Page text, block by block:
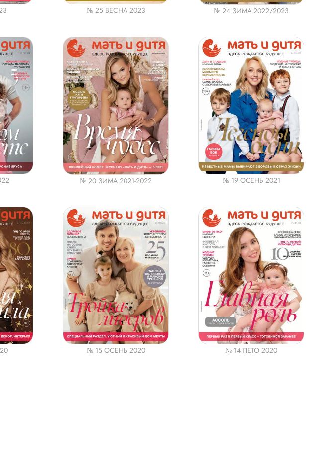
№ 25 ВЕСНА 2023 № 24 ЗИМА 2022/2023
№ 20 ЗИМА 2021-2022 № 19 ОСЕНЬ 2021
№ 15 ОСЕНЬ 2020 № 14 ЛЕТО 2020